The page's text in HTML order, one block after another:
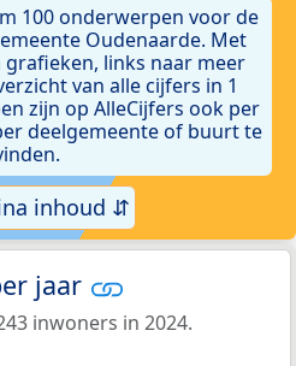
100 onderwerpen voor de
Oudenaarde. Met
links naar meer
van alle cijfers in 1
zijn op AlleCijfers ook per
deelgemeente of buurt te
inhoud ⇵
jaar
inwoners in 2024.